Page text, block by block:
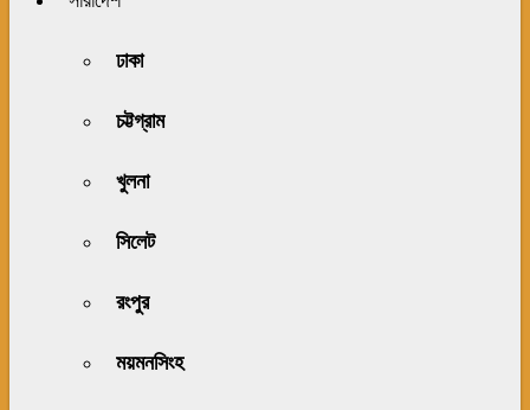
ঢাকা
চট্টগ্রাম
খুলনা
সিলেট
রংপুর
ময়মনসিংহ